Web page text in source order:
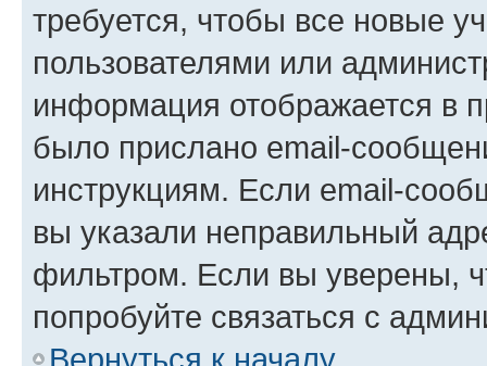
требуется, чтобы все новые
пользователями или
информация отображается в
было прислано email-
инструкциям. Если email-
вы указали неправильный
фильтром. Если вы уверены,
попробуйте связаться с
Вернуться к началу